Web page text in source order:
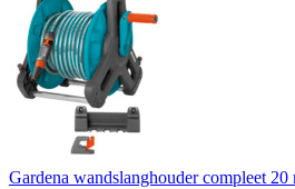
Gardena wandslanghouder compleet 20